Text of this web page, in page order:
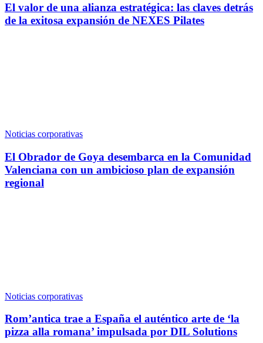
El valor de una alianza estratégica: las claves detrás
de la exitosa expansión de NEXES Pilates
Noticias corporativas
El Obrador de Goya desembarca en la Comunidad
Valenciana con un ambicioso plan de expansión
regional
Noticias corporativas
Rom’antica trae a España el auténtico arte de ‘la
pizza alla romana’ impulsada por DIL Solutions